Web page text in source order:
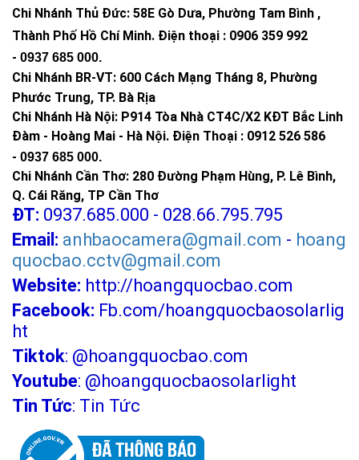
điện từ lưới quốc gia.
Giảm thiểu hóa đơn tiền điện hàng tháng, góp phần tiết
kiệm ngân sách gia đình hoặc doanh nghiệp.
đầy, đáp ứng tốt nhu cầu chiếu sáng ban đêm.
Khả năng chống nước và bền bỉ cao
Được thiết kế với tiêu chuẩn chống nước IP65, IP67 giúp
đèn phù hợp để sử dụng ngoài trời bất chấp thời tiết
khắc nghiệt như mưa gió, bụi bẩn.
Vật liệu chế tạo cao cấp như nhựa ABS, hợp kim chống
gỉ đảm bảo độ bền lâu dài.
Tuổi thọ trung bình từ 5 đến 10 năm, giúp người dùng
hoàn toàn yên tâm không phải thay thế thường xuyên.
Công nghệ chiếu sáng hiện đại, tối ưu
Sử dụng chip LED tiết kiệm điện, độ sáng cao, ánh sáng
Các mẫu đèn phổ biến tích hợp cảm biến chuyển động
hoặc cảm biến ánh sáng tự động bật/tắt theo điều kiện
môi trường.
Tiêu chí quan trọng khi chọn mua đèn năng
lượng mặt trời treo tường
Chi Nhánh Thủ Đức: 58E Gò Dưa, Phường Tam Bình ,
Thành Phố Hồ Chí Minh. Điện thoại : 0906 359 992
- 0937 685 000.
Chi Nhánh BR-VT: 600 Cách Mạng Tháng 8, Phường
Phước Trung, TP. Bà Rịa
Chi Nhánh Hà Nội: P914 Tòa Nhà CT4C/X2 KĐT Bắc Linh
Đàm - Hoàng Mai - Hà Nội. Điện Thoại : 0912 526 586
- 0937 685 000.
Chi Nhánh Cần Thơ: 280 Đường Phạm Hùng, P. Lê Bình,
Q. Cái Răng, TP Cần Thơ
ĐT: 0937.685.000 - 028.66.795.795
Email: anhbaocamera@gmail.com - hoang
quocbao.cctv@gmail.com
Website: http://hoangquocbao.com
Facebook: Fb.com/hoangquocbaosolarlig
ht
Tiktok: @hoangquocbao.com
Youtube: @hoangquocbaosolarlight
Tin Tức: Tin Tức